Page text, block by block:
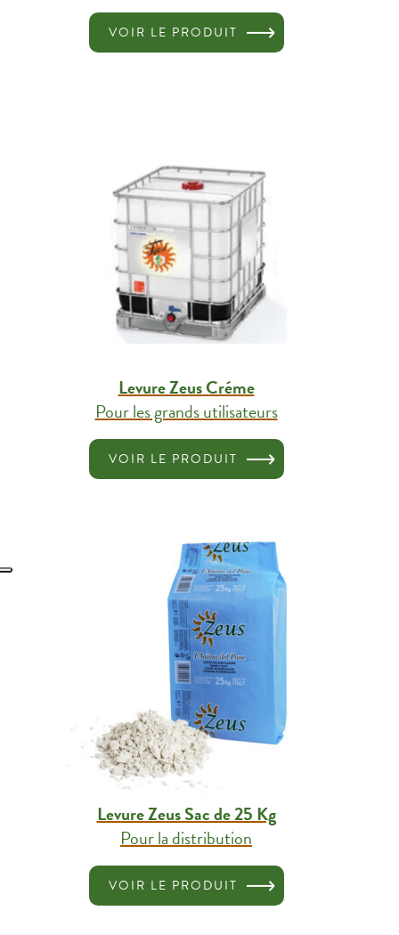
VOIR LE PRODUIT
Levure Zeus Créme
Pour les grands utilisateurs
VOIR LE PRODUIT
Levure Zeus Sac de 25 Kg
Pour la distribution
VOIR LE PRODUIT